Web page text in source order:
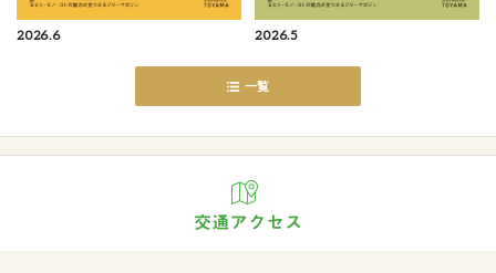
2026.6 2026.5
一覧